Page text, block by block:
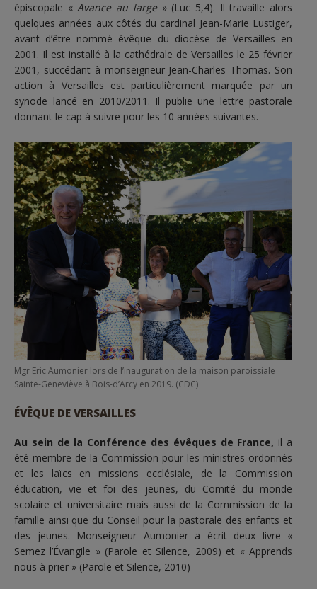
épiscopale «Avance au large» (Luc 5,4). Il travaille alors
quelques années aux côtés du cardinal Jean-Marie Lustiger,
avant d’être nommé évêque du diocèse de Versailles en
2001. Il est installé à la cathédrale de Versailles le 25 février
2001, succédant à monseigneur Jean-Charles Thomas. Son
action à Versailles est particulièrement marquée par un
synode lancé en 2010/2011. Il publie une lettre pastorale
donnant le cap à suivre pour les 10 années suivantes.
Mgr Eric Aumonier lors de l’inauguration de la maison paroissiale
Sainte-Geneviève à Bois-d’Arcy en 2019. (CDC)
ÉVÊQUE DE VERSAILLES
Au sein de la Conférence des évêques de France, il a
été membre de la Commission pour les ministres ordonnés
et les laïcs en missions ecclésiale, de la Commission
éducation, vie et foi des jeunes, du Comité du monde
scolaire et universitaire mais aussi de la Commission de la
famille ainsi que du Conseil pour la pastorale des enfants et
des jeunes. Monseigneur Aumonier a écrit deux livre «
Semez l’Évangile » (Parole et Silence, 2009) et « Apprends
nous à prier » (Parole et Silence, 2010)